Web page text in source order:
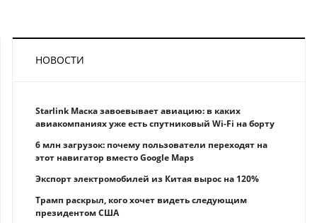
НОВОСТИ
Starlink Маска завоевывает авиацию: в каких
авиакомпаниях уже есть спутниковый Wi-Fi на борту
6 млн загрузок: почему пользователи переходят на
этот навигатор вместо Google Maps
Экспорт электромобилей из Китая вырос на 120%
Трамп раскрыл, кого хочет видеть следующим
президентом США